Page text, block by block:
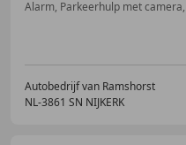
Autobedrijf van Ramshorst
NL-3861 SN NIJKERK